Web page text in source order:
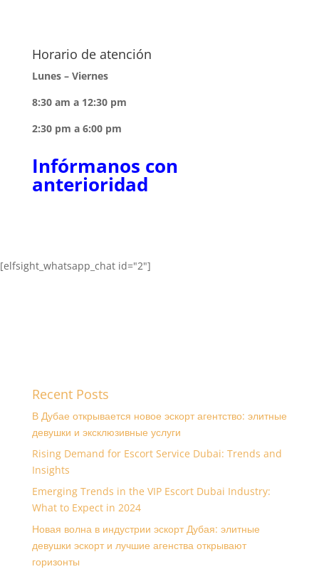
Horario de atención
Lunes – Viernes
8:30 am a 12:30 pm
2:30 pm a 6:00 pm
Infórmanos con
anterioridad
[elfsight_whatsapp_chat id="2"]
Recent Posts
В Дубае открывается новое эскорт агентство: элитные
девушки и эксклюзивные услуги
Rising Demand for Escort Service Dubai: Trends and
Insights
Emerging Trends in the VIP Escort Dubai Industry:
What to Expect in 2024
Новая волна в индустрии эскорт Дубая: элитные
девушки эскорт и лучшие агенства открывают
горизонты